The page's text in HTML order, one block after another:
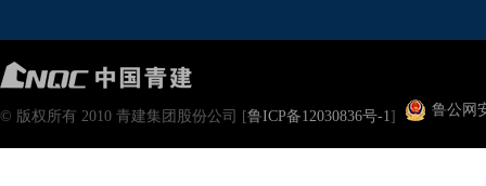
© 版权所有 2010 青建集团股份公司 [鲁ICP备12030836号-1] 鲁公网